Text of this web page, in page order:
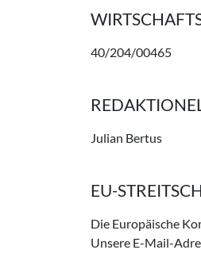
40/204/00465
Julian Bertus
EU-
Die Europäische
Unsere E-Mail-